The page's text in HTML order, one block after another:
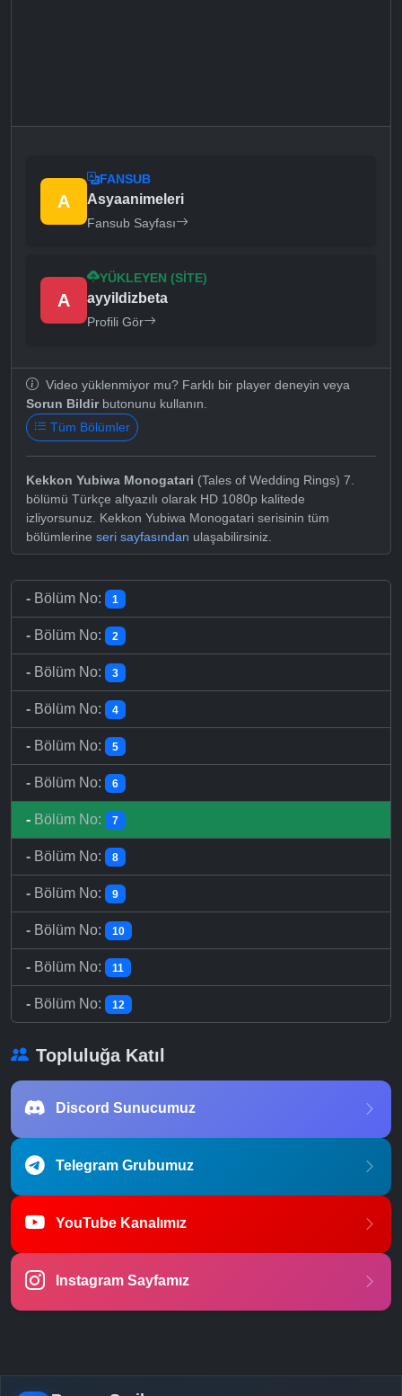
A
FANSUB
Asyaanimeleri
Fansub Sayfası
A
YÜKLEYEN (SITE)
ayyildizbeta
Profili Gör
Video yüklenmiyor mu? Farklı bir player deneyin veya
Sorun Bildirbutonunu kullanın.
Tüm Bölümler
Kekkon Yubiwa Monogatari (Tales of Wedding Rings) 7.
bölümü Türkçe altyazılı olarak HD 1080p kalitede
izliyorsunuz. Kekkon Yubiwa Monogatari serisinin tüm
bölümlerine seri sayfasından ulaşabilirsiniz.
- Bölüm No: 1
- Bölüm No: 2
- Bölüm No: 3
- Bölüm No: 4
- Bölüm No: 5
- Bölüm No: 6
- Bölüm No: 7
- Bölüm No: 8
- Bölüm No: 9
- Bölüm No: 10
- Bölüm No: 11
- Bölüm No: 12
Topluluğa Katıl
Discord Sunucumuz
Telegram Grubumuz
YouTube Kanalımız
Instagram Sayfamız